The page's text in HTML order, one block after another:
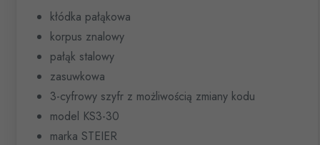
kłódka pałąkowa
korpus znalowy
pałąk stalowy
zasuwkowa
3-cyfrowy szyfr z możliwością zmiany kodu
model KS3-30
marka STEIER